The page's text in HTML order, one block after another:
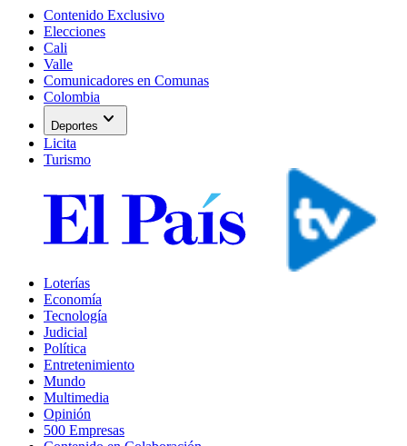
Contenido Exclusivo
Elecciones
Cali
Valle
Comunicadores en Comunas
Colombia
Deportes expand_more
Licita
Turismo
Loterías
Economía
Tecnología
Judicial
Política
Entretenimiento
Mundo
Multimedia
Opinión
500 Empresas